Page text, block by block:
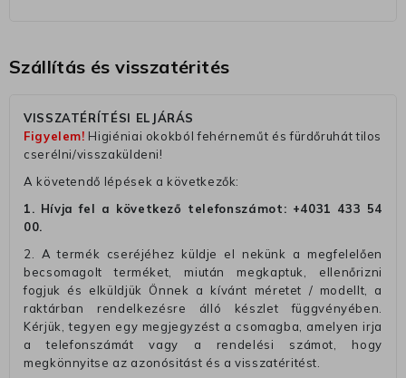
Szállítás és visszatérités
VISSZATÉRÍTÉSI ELJÁRÁS
Figyelem! Higiéniai okokból fehérneműt és fürdőruhát tilos
cserélni/visszaküldeni!
A követendő lépések a következők:
1. Hívja fel a következő telefonszámot: +4031 433 54
00.
2. A termék cseréjéhez küldje el nekünk a megfelelően
becsomagolt terméket, miután megkaptuk, ellenőrizni
fogjuk és elküldjük Önnek a kívánt méretet / modellt, a
raktárban rendelkezésre álló készlet függvényében.
Kérjük, tegyen egy megjegyzést a csomagba, amelyen irja
a telefonszámát vagy a rendelési számot, hogy
megkönnyitse az azonósitást és a visszatéritést.